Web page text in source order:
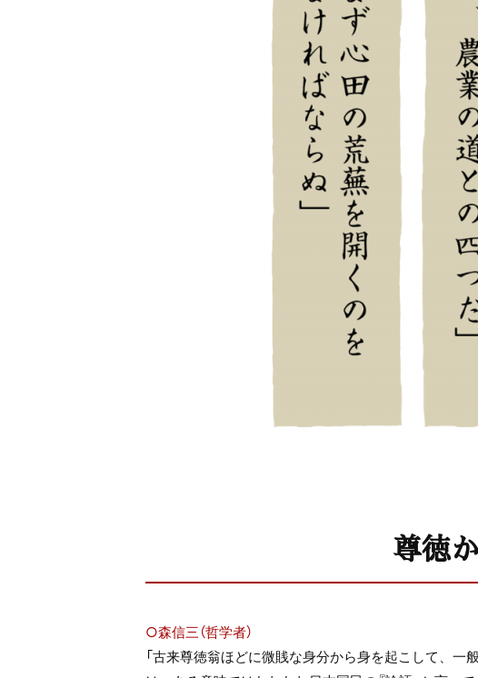
尊徳
○森信三（哲学者）
「古来尊徳翁ほどに微賎な身分から身を起こして、